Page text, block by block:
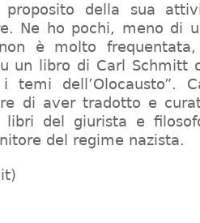
della sua
Ne ho pochi, meno di
è molto
un libro di Carl Schmitt
dell’Olocausto”.
di aver tradotto e
libri del giurista e
del regime nazista.